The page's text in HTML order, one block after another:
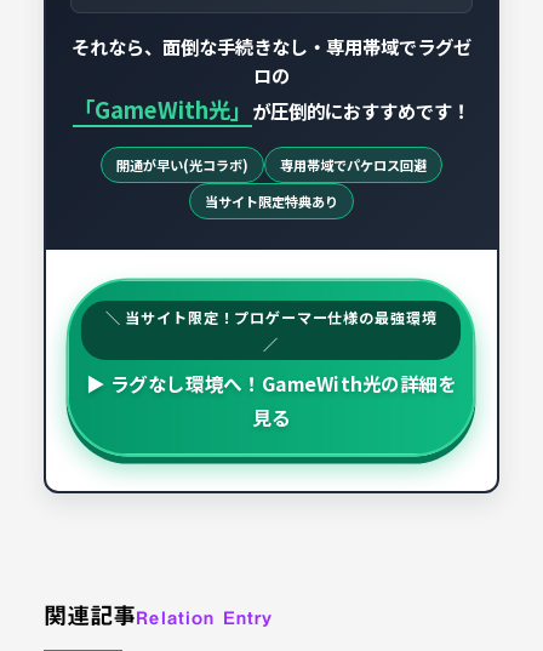
それなら、面倒な手続きなし・専用帯域でラグゼ
ロの
「GameWith光」 が圧倒的におすすめです！
開通が早い(光コラボ)
専用帯域でパケロス回避
当サイト限定特典あり
＼ 当サイト限定！プロゲーマー仕様の最強環境
／
▶ ラグなし環境へ！GameWith光の詳細を
見る
関連記事Relation Entry